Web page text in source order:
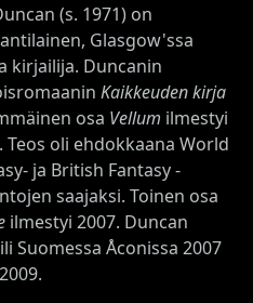
(s. 1971) on
Glasgow'ssa
kirjailija. Duncanin
Kaikkeuden kirja
osa Vellum ilmestyi
Teos oli ehdokkaana World
ja British Fantasy -
saajaksi. Toinen osa
ilmestyi 2007. Duncan
Suomessa Åconissa 2007